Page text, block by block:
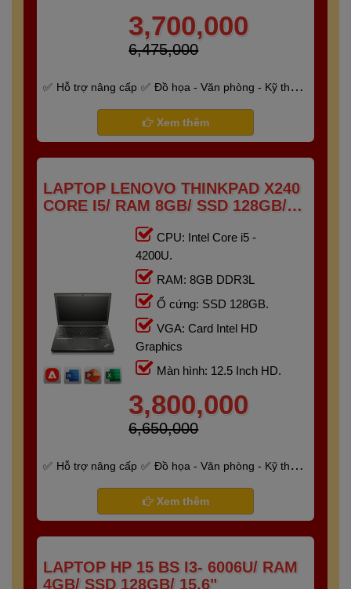
3,700,000
6,475,000
Hỗ trợ nâng cấp
Đồ họa - Văn phòng - Kỹ thuật
Bảo hành 6 tháng
Xem thêm
LAPTOP LENOVO THINKPAD X240
CORE I5/ RAM 8GB/ SSD 128GB/
CPU: Intel Core i5 -
4200U.
RAM: 8GB DDR3L
Ổ cứng: SSD 128GB.
VGA: Card Intel HD
Graphics
Màn hình: 12.5 Inch HD.
3,800,000
6,650,000
Hỗ trợ nâng cấp
Đồ họa - Văn phòng - Kỹ thuật
Bảo hành 6 tháng
Xem thêm
LAPTOP HP 15 BS I3- 6006U/ RAM
4GB/ SSD 128GB/ 15.6"